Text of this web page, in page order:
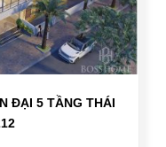
ĐẠI 5 TẦNG THÁI